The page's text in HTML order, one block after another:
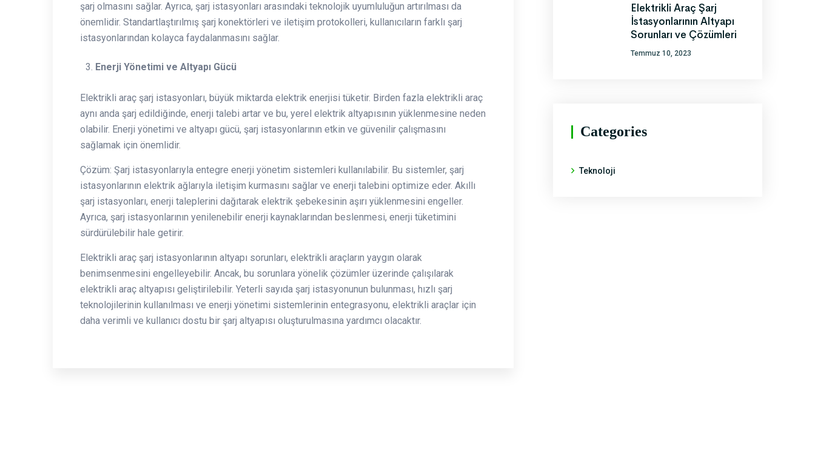
şarj olmasını sağlar. Ayrıca, şarj istasyonları arasındaki teknolojik uyumluluğun artırılması da
önemlidir. Standartlaştırılmış şarj konektörleri ve iletişim protokolleri, kullanıcıların farklı şarj
istasyonlarından kolayca faydalanmasını sağlar.
Enerji Yönetimi ve Altyapı Gücü
Elektrikli araç şarj istasyonları, büyük miktarda elektrik enerjisi tüketir. Birden fazla elektrikli araç
aynı anda şarj edildiğinde, enerji talebi artar ve bu, yerel elektrik altyapısının yüklenmesine neden
olabilir. Enerji yönetimi ve altyapı gücü, şarj istasyonlarının etkin ve güvenilir çalışmasını
sağlamak için önemlidir.
Çözüm: Şarj istasyonlarıyla entegre enerji yönetim sistemleri kullanılabilir. Bu sistemler, şarj
istasyonlarının elektrik ağlarıyla iletişim kurmasını sağlar ve enerji talebini optimize eder. Akıllı
şarj istasyonları, enerji taleplerini dağıtarak elektrik şebekesinin aşırı yüklenmesini engeller.
Ayrıca, şarj istasyonlarının yenilenebilir enerji kaynaklarından beslenmesi, enerji tüketimini
sürdürülebilir hale getirir.
Elektrikli araç şarj istasyonlarının altyapı sorunları, elektrikli araçların yaygın olarak
benimsenmesini engelleyebilir. Ancak, bu sorunlara yönelik çözümler üzerinde çalışılarak
elektrikli araç altyapısı geliştirilebilir. Yeterli sayıda şarj istasyonunun bulunması, hızlı şarj
teknolojilerinin kullanılması ve enerji yönetimi sistemlerinin entegrasyonu, elektrikli araçlar için
daha verimli ve kullanıcı dostu bir şarj altyapısı oluşturulmasına yardımcı olacaktır.
Elektrikli Araç Şarj
İstasyonlarının Altyapı
Sorunları ve Çözümleri
Temmuz 10, 2023
Categories
Teknoloji